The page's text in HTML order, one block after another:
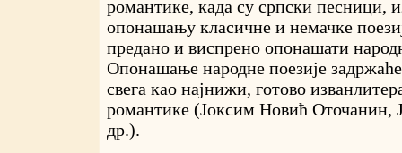
романтике, када су српски песници,
опонашању класичне и немачке
предано и виспрено опонашати
Опонашање народне поезије
свега као најнижи, готово
романтике (Јоксим Новић Оточанин,
др.).